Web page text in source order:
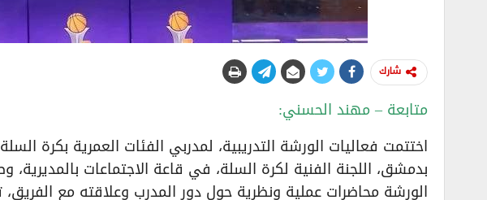
شارك
متابعة – مهند الحسني:
اختتمت فعاليات الورشة التدريبية، لمدربي الفئات العمرية بكرة
بدمشق، اللجنة الفنية لكرة السلة، في قاعة الاجتماعات
الورشة محاضرات عملية ونظرية حول دور المدرب وعلاقته مع الفريق،